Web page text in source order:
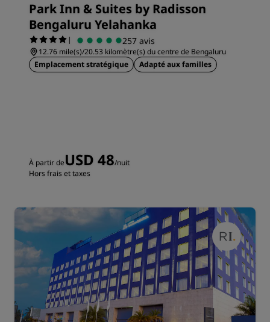
Park Inn & Suites by Radisson
Bengaluru Yelahanka
| 257 avis
12.76 mile(s)/20.53 kilomètre(s) du centre de Bengaluru
Emplacement stratégique
Adapté aux familles
À partir deUSD 48/nuit
Hors frais et taxes